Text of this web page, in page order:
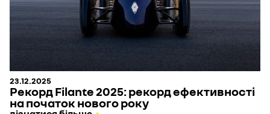
23.12.2025
Рекорд Filante 2025: рекорд ефективності
на початок нового року